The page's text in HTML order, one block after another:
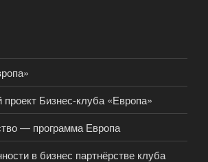
Бизнес-клуба «Европа»
— программа Европа
в бизнес партнёрстве клуба